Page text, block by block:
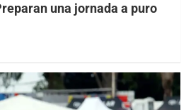
una jornada a puro